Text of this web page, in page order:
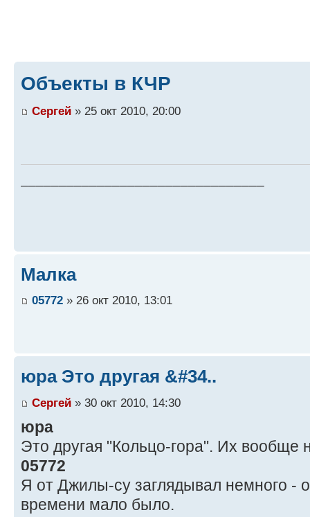
Объекты в КЧР
Сергей » 25 окт 2010, 20:00
Малка
05772 » 26 окт 2010, 13:01
юра Это другая &#34..
Сергей » 30 окт 2010, 14:30
юра
Это другая "Кольцо-гора". Их вообще
05772
Я от Джилы-су заглядывал немного -
времени мало было.